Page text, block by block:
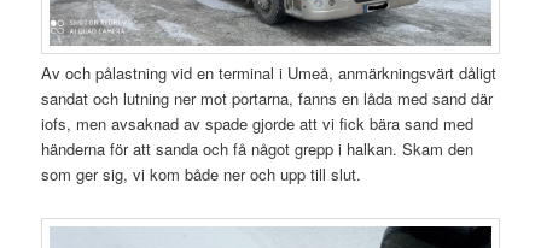
Av och pålastning vid en terminal i Umeå, anmärkningsvärt dåligt
sandat och lutning ner mot portarna, fanns en låda med sand där
iofs, men avsaknad av spade gjorde att vi fick bära sand med
händerna för att sanda och få något grepp i halkan. Skam den
som ger sig, vi kom både ner och upp till slut.